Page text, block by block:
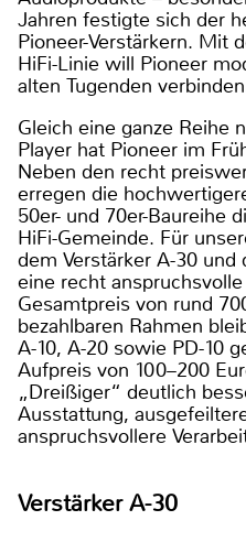
Jahren festigte sich der
Pioneer-Verstärkern. Mit
HiFi-Linie will Pioneer
alten Tugenden
Gleich eine ganze Reihe
Player hat Pioneer im
Neben den recht
erregen die
50er- und 70er-Baureihe
HiFi-Gemeinde. Für
dem Verstärker A-30 und
eine recht
Gesamtpreis von rund
bezahlbaren Rahmen
A-10, A-20 sowie PD-10
Aufpreis von 100–200
„Dreißiger“ deutlich
Ausstattung,
anspruchsvollere
Verstärker A-30